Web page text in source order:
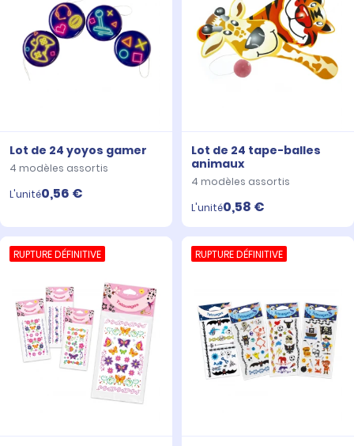
Lot de 24 yoyos gamer
4 modèles assortis
L'unité0,56 €
Lot de 24 tape-balles
animaux
4 modèles assortis
L'unité0,58 €
RUPTURE DÉFINITIVE RUPTURE DÉFINITIVE